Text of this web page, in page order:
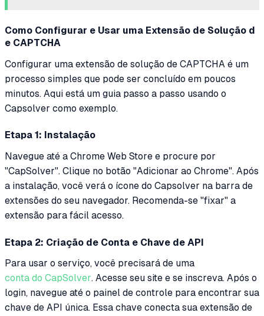
Como Configurar e Usar uma Extensão de Solução d
e CAPTCHA
Configurar uma extensão de solução de CAPTCHA é um
processo simples que pode ser concluído em poucos
minutos. Aqui está um guia passo a passo usando o
Capsolver como exemplo.
Etapa 1: Instalação
Navegue até a Chrome Web Store e procure por
"CapSolver". Clique no botão "Adicionar ao Chrome". Após
a instalação, você verá o ícone do Capsolver na barra de
extensões do seu navegador. Recomenda-se "fixar" a
extensão para fácil acesso.
Etapa 2: Criação de Conta e Chave de API
Para usar o serviço, você precisará de uma
conta do CapSolver. Acesse seu site e se inscreva. Após o
login, navegue até o painel de controle para encontrar sua
chave de API única. Essa chave conecta sua extensão de